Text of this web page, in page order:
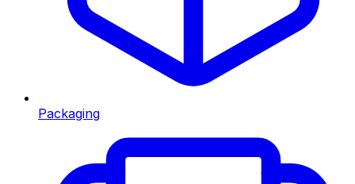
Packaging